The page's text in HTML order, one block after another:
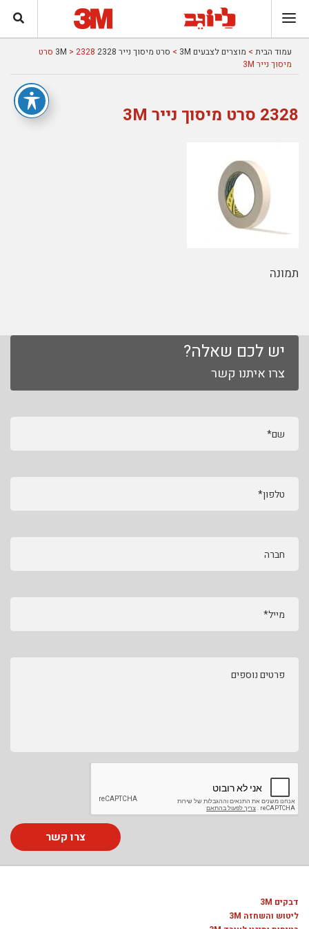
עמוד הבית > מוצרים לצבעים 3M > סרט מיסוך נייר 2328 3M
> 2328 סרט
מיסוך נייר 3M
2328 סרט מיסוך נייר 3M
תמונה
יש לכם שאלה?
צרו איתנו קשר
שם*
טלפון*
חברה
מייל*
פרטים נוספים
צרו קשר
דבקים 3M
ליטוש והשחזה 3M